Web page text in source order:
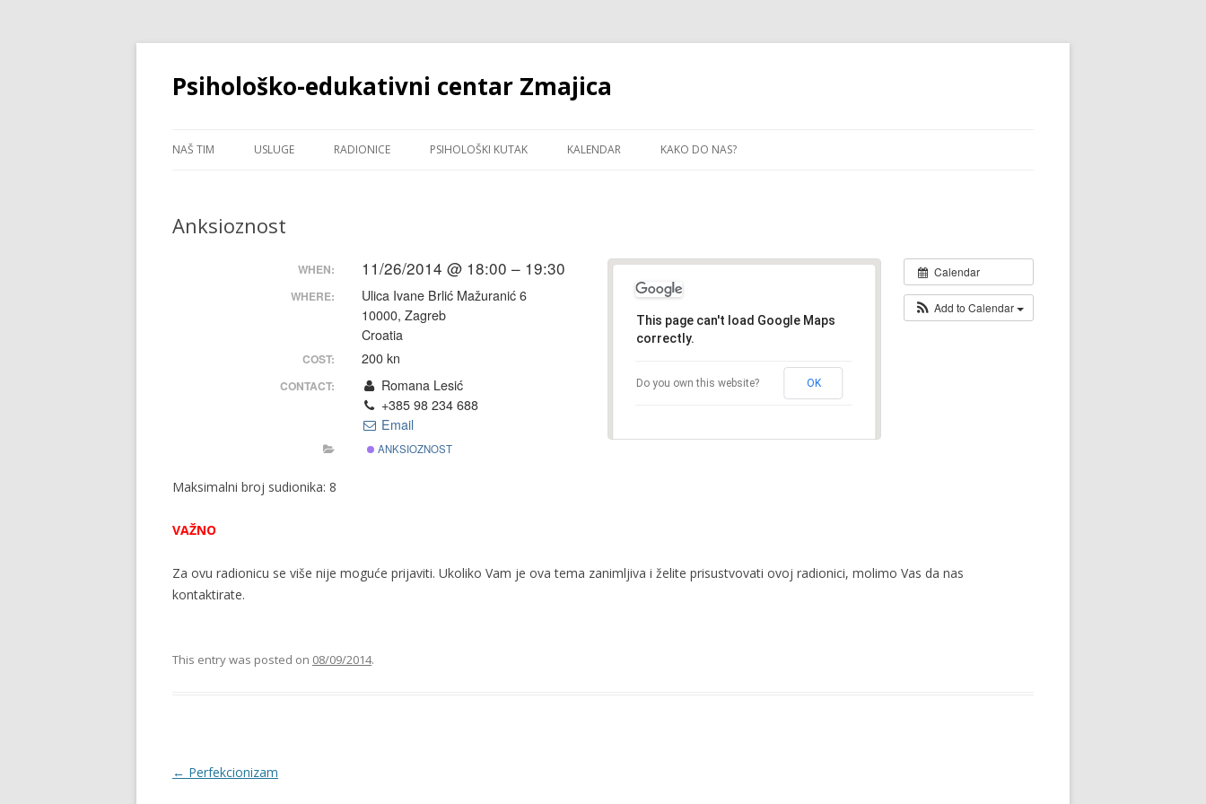
Psihološko-edukativni centar Zmajica
to
NAŠ TIM
BRANKA RAZIĆ ŠTOKOVIĆ
USLUGE RADIONICE PSIHOLOŠKI KUTAK
RANI RAZVOJ
KALENDAR KAKO DO NAS?
Anksioznost
Calendar
Add to Calendar
This page can't load Google Maps
correctly.
Do you own this website? OK
WHEN: 11/26/2014 @ 18:00 – 19:30
WHERE:
Ulica Ivane Brlić Mažuranić 6
10000, Zagreb
Croatia
COST: 200 kn
CONTACT:
Romana Lesić
+385 98 234 688
Email
ANKSIOZNOST
Maksimalni broj sudionika: 8
VAŽNO
Za ovu radionicu se više nije moguće prijaviti. Ukoliko Vam je ova tema zanimljiva i želite prisustvovati ovoj radionici, molimo Vas da nas
kontaktirate.
This entry was posted on 08/09/2014.
Post
← Perfekcionizam